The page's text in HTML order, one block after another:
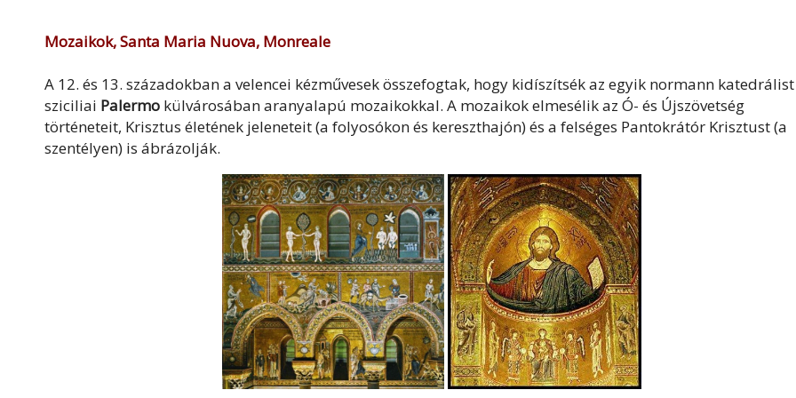
Mozaikok, Santa Maria Nuova, Monreale
A 12. és 13. századokban a velencei kézművesek összefogtak, hogy kidíszítsék az egyik normann
sziciliai Palermo külvárosában aranyalapú mozaikokkal. A mozaikok elmesélik az Ó- és Újszövetség
történeteit, Krisztus életének jeleneteit (a folyosókon és kereszthajón) és a felséges Pantokrátór Krisztust (a
szentélyen) is ábrázolják.